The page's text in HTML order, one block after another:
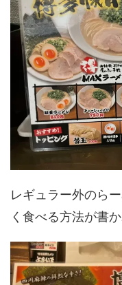
レギュラー外のら
く食べる方法が書